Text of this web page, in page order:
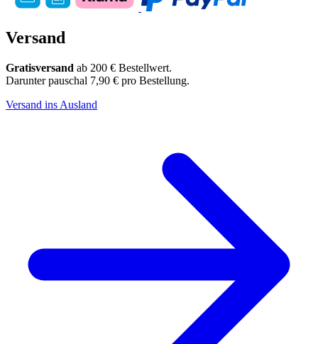
Versand
Gratisversand ab 200 € Bestellwert.
Darunter pauschal 7,90 € pro Bestellung.
Versand ins Ausland